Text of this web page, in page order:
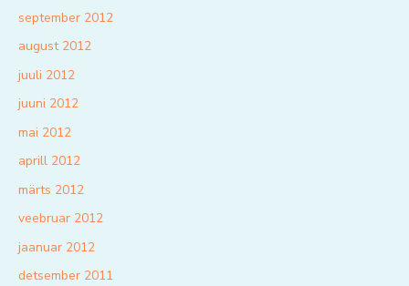
september 2012
august 2012
juuli 2012
juuni 2012
mai 2012
aprill 2012
märts 2012
veebruar 2012
jaanuar 2012
detsember 2011